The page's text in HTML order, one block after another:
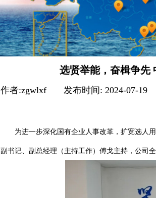
选贤举能，奋楫争先
作者:zgwlxf 发布时间: 2024-07-19
为进一步深化国有企业人事改革，扩宽选人
副书记、副总经理（主持工作）傅戈主持，公司